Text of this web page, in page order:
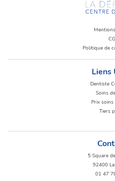
Politique de
Liens
Dentiste
Soins
Prix
Tiers
5 Square
92400
01 47